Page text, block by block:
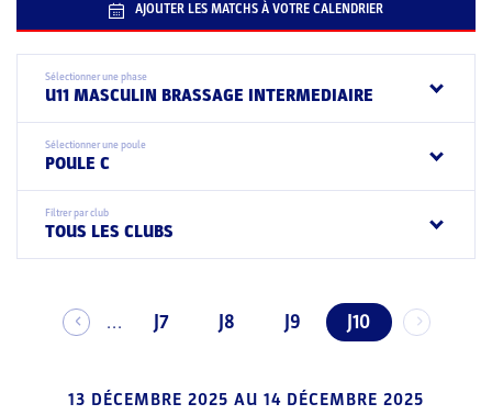
AJOUTER LES MATCHS À VOTRE CALENDRIER
Sélectionner une phase
U11 MASCULIN BRASSAGE INTERMEDIAIRE
Sélectionner une poule
POULE C
Filtrer par club
TOUS LES CLUBS
... J7 J8 J9 J10
13 DÉCEMBRE 2025 AU 14 DÉCEMBRE 2025